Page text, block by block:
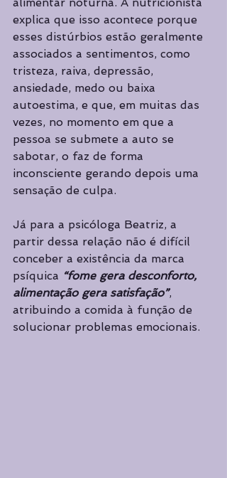
explica que isso acontece porque
esses distúrbios estão geralmente
associados a sentimentos, como
tristeza, raiva, depressão,
ansiedade, medo ou baixa
autoestima, e que, em muitas das
vezes, no momento em que a
pessoa se submete a auto se
sabotar, o faz de forma
inconsciente gerando depois uma
sensação de culpa.
Já para a psicóloga Beatriz, a
partir dessa relação não é difícil
conceber a existência da marca
psíquica “fome gera desconforto,
alimentação gera satisfação”,
atribuindo a comida à função de
solucionar problemas emocionais.